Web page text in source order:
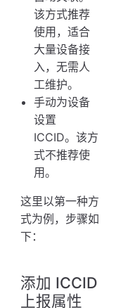
该方式推荐
使用，适合
大量设备接
入，无需人
工维护。
手动为设备
设置
ICCID。该方
式不推荐使
用。
这里以第一种方
式为例，步骤如
下：
添加 ICCID
上报属性